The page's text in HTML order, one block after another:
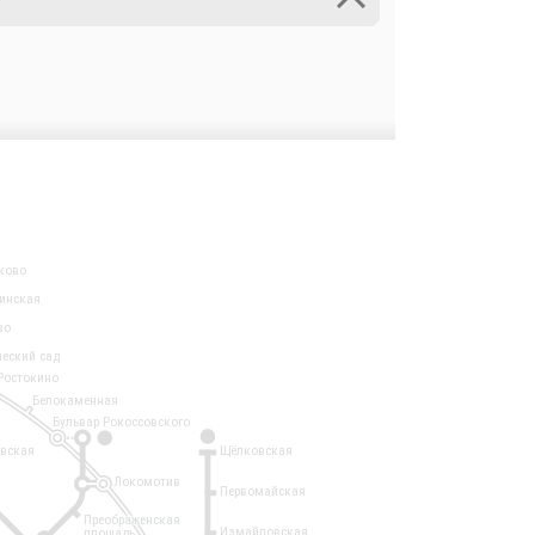
1
Локомотив
сад
Белокаменная
Щёлковская
Первомайская
Измайловская
Бульвар Рокоссовского
Преображенская